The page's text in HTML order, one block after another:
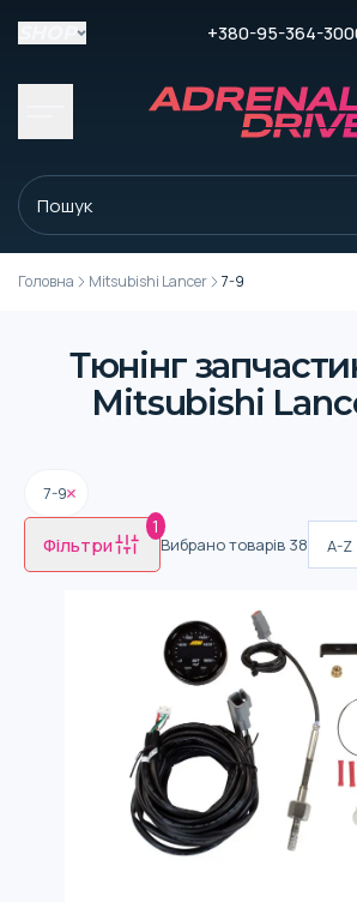
+380-95-364-
Головна Mitsubishi Lancer 7-9
Тюнінг
Mitsubishi
7-9
Фільтри
1
Вибрано товарів 38 A-Z